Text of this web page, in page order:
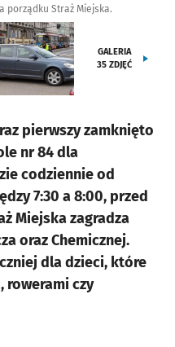
porządku Straż Miejska.
GALERIA
35 ZDJĘĆ
pierwszy zamknięto
nr 84 dla
codziennie od
7:30 a 8:00, przed
Miejska zagradza
oraz Chemicznej.
dla dzieci, które
rowerami czy